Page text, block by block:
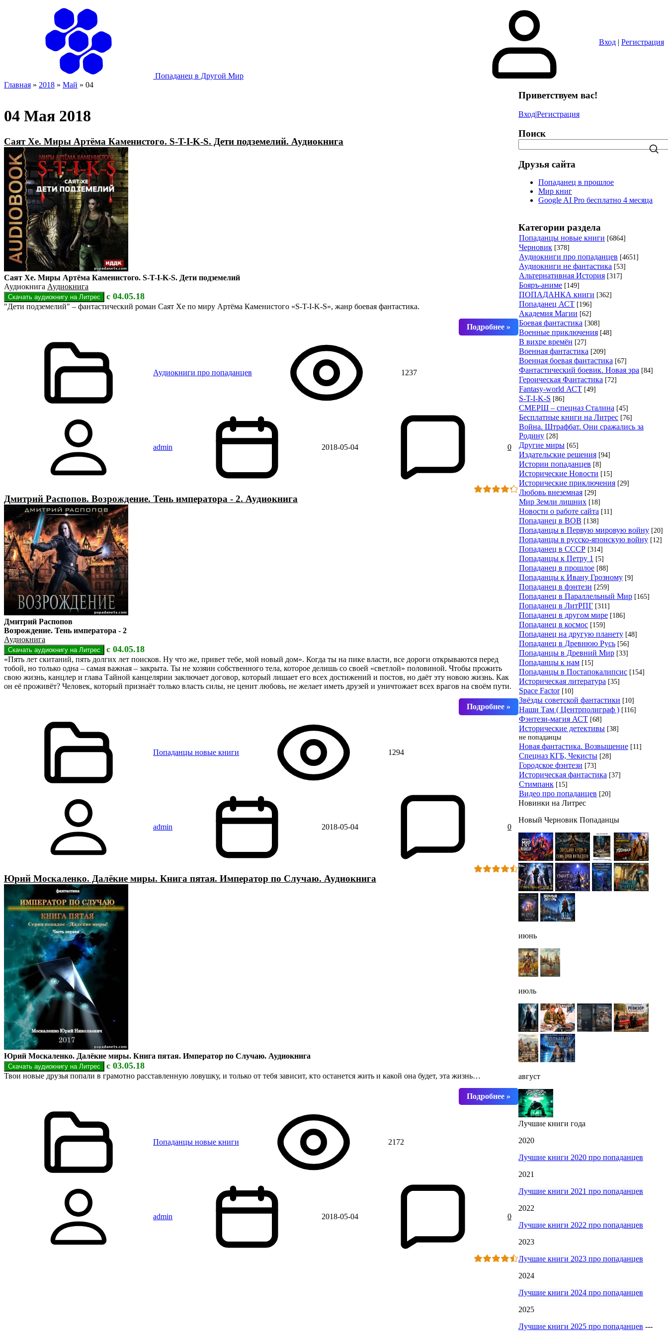
Попаданец в Другой Мир
Вход | Регистрация
Главная » 2018 » Май » 04
04 Мая 2018
Саят Хе. Миры Артёма Каменистого. S-T-I-K-S. Дети подземелий. Аудиокнига
Саят Хе. Миры Артёма Каменистого. S-T-I-K-S. Дети подземелий
Аудиокнига Аудиокнига
с 04.05.18
"Дети подземелий" – фантастический роман Саят Хе по миру Артёма Каменистого «S-T-I-K-S», жанр боевая фантастика.
Аудиокниги про попаданцев 1237
admin 2018-05-04 0
Дмитрий Распопов. Возрождение. Тень императора - 2. Аудиокнига
Дмитрий Распопов
Возрождение. Тень императора - 2
Аудиокнига
с 04.05.18
«Пять лет скитаний, пять долгих лет поисков. Ну что же, привет тебе, мой новый дом». Когда ты на пике власти, все дороги открываются перед
тобой, но только одна – самая важная – закрыта. Ты не хозяин собственного тела, которое делишь со своей «светлой» половиной. Чтобы прожить
свою жизнь, канцлер и глава Тайной канцелярии заключает договор, который лишает его всех достижений и постов, но даёт эту новою жизнь. Как
он её проживёт? Человек, который признаёт только власть силы, не ценит любовь, не желает иметь друзей и уничтожает всех врагов на своём пути.
Попаданцы новые книги 1294
admin 2018-05-04 0
Юрий Москаленко. Далёкие миры. Книга пятая. Император по Случаю. Аудиокнига
Юрий Москаленко. Далёкие миры. Книга пятая. Император по Случаю. Аудиокнига
с 03.05.18
Твои новые друзья попали в грамотно расставленную ловушку, и только от тебя зависит, кто останется жить и какой она будет, эта жизнь…
Попаданцы новые книги 2172
admin 2018-05-04 0
Приветствуем вас!
Вход|Регистрация
Поиск
Друзья сайта
Попаданец в прошлое
Мир книг
Google AI Pro бесплатно 4 месяца
Категории раздела
Попаданцы новые книги [6864]
Черновик [378]
Аудиокниги про попаданцев [4651]
Аудиокниги не фантастика [53]
Альтернативная История [317]
Бояръ-аниме [149]
ПОПАДАНКА книги [362]
Попаданец АСТ [196]
Академия Магии [62]
Боевая фантастика [308]
Военные приключения [48]
В вихре времён [27]
Военная фантастика [209]
Военная боевая фантастика [67]
Фантастический боевик. Новая эра [84]
Героическая Фантастика [72]
Fantasy-world АСТ [49]
S-T-I-K-S [86]
СМЕРШ – спецназ Сталина [45]
Бесплатные книги на Литрес [76]
Война. Штрафбат. Они сражались за
Родину [28]
Другие миры [65]
Издательские решения [94]
Истории попаданцев [8]
Исторические Новости [15]
Исторические приключения [29]
Любовь внеземная [29]
Мир Земли лишних [18]
Новости о работе сайта [11]
Попаданец в ВОВ [138]
Попаданцы в Первую мировую войну [20]
Попаданцы в русско-японскую войну [12]
Попаданец в СССР [314]
Попаданцы к Петру 1 [5]
Попаданец в прошлое [88]
Попаданцы к Ивану Грозному [9]
Попаданец в фэнтези [259]
Попаданец в Параллельный Мир [165]
Попаданец в ЛитРПГ [311]
Попаданец в другом мире [186]
Попаданец в космос [159]
Попаданец на другую планету [48]
Попаданец в Древнюю Русь [56]
Попаданцы в Древний Мир [33]
Попаданцы к нам [15]
Попаданцы в Постапокалипсис [154]
Историческая литература [35]
Space Factor [10]
Звёзды советской фантастики [10]
Наши Там ( Центрполиграф ) [116]
Фэнтези-магия АСТ [68]
Исторические детективы [38]
не попаданцы
Новая фантастика. Возвышение [11]
Спецназ КГБ, Чекисты [28]
Городское фэнтези [73]
Историческая фантастика [37]
Стимпанк [15]
Видео про попаданцев [20]
Новинки на Литрес
Новый Черновик Попаданцы
июнь
июль
август
Лучшие книги года
2020
Лучшие книги 2020 про попаданцев
2021
Лучшие книги 2021 про попаданцев
2022
Лучшие книги 2022 про попаданцев
2023
Лучшие книги 2023 про попаданцев
2024
Лучшие книги 2024 про попаданцев
2025
Лучшие книги 2025 про попаданцев ---